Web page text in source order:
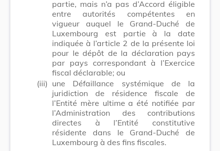
partie, mais n’a pas d’Accord éligible
entre autorités compétentes en
vigueur auquel le Grand-Duché de
Luxembourg est partie à la date
indiquée à l’article 2 de la présente loi
pour le dépôt de la déclaration pays
par pays correspondant à l’Exercice
fiscal déclarable; ou
(iii) une Défaillance systémique de la
juridiction de résidence fiscale de
l’Entité mère ultime a été notifiée par
l’Administration des contributions
directes à l’Entité constitutive
résidente dans le Grand-Duché de
Luxembourg à des fins fiscales.